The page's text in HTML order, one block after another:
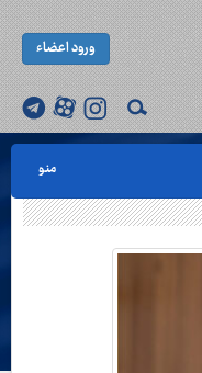
ورود اعضاء
منو